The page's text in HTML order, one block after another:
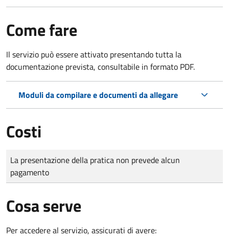
Come fare
Il servizio può essere attivato presentando tutta la
documentazione prevista, consultabile in formato PDF.
Moduli da compilare e documenti da allegare
Costi
Tipo di pagamento
Importo
La presentazione della pratica non prevede alcun
pagamento
Cosa serve
Per accedere al servizio, assicurati di avere: